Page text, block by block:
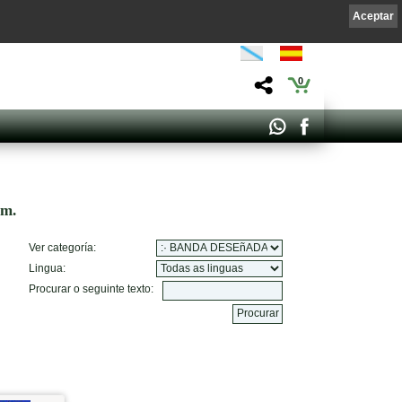
0
Ver categoría:
Lingua:
Procurar o seguinte texto:
Aceptar